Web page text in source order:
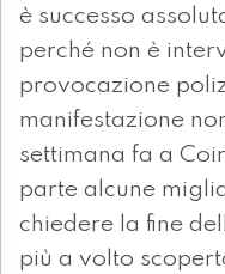
è successo
perché non è
provocazione
manifestazione
settimana fa a
parte alcune
chiedere la fine
più a volto